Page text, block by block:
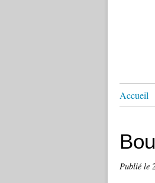
Accueil
Publié le